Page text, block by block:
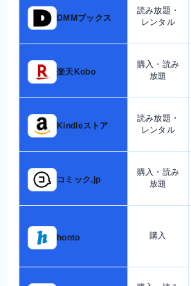
DMMブックス
読み放題・
レンタル
楽天Kobo
購入・読み
放題
Kindleストア
読み放題・
レンタル
コミック.jp
購入・読み
放題
honto 購入